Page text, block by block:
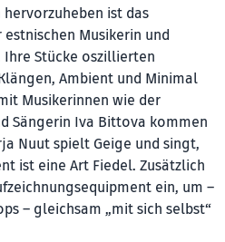
ist das
Musikerin und
Stücke oszillierten
Ambient und Minimal
Musikerinnen wie der
Sängerin Iva Bittova kommen
Nuut spielt Geige und singt,
ist eine Art Fiedel. Zusätzlich
ein, um –
– gleichsam „mit sich selbst“